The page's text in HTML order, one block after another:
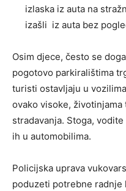
izlaska iz auta na
izašli iz auta bez
Osim djece, često se
pogotovo parkiralištima
turisti ostavljaju u
ovako visoke,
stradavanja. Stoga,
ih u automobilima.
Policijska uprava
poduzeti potrebne radnje